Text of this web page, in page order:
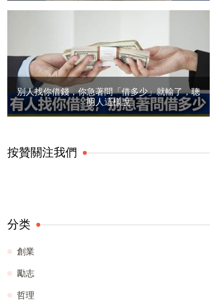
別人找你借錢，你急著問「借多少」就輸了，聰
明人這樣說
按贊關注我們
分类
創業
勵志
哲理